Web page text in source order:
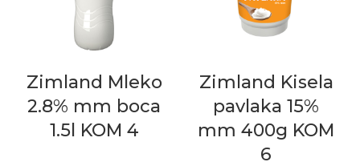
Zimland Mleko
2.8% mm boca
1.5l KOM 4
Zimland Kisela
pavlaka 15%
mm 400g KOM
6